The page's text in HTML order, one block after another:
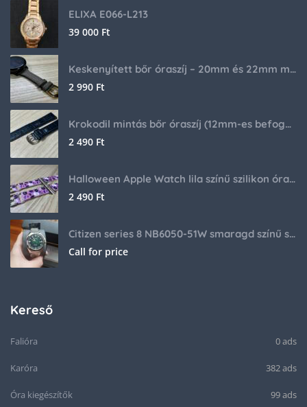
ELIXA E066-L213
39 000 Ft
Keskenyített bőr óraszíj – 20mm és 22mm méretben
2 990 Ft
Krokodil mintás bőr óraszíj (12mm-es befogóval rendelkező órához)
2 490 Ft
Halloween Apple Watch lila színű szilikon óraszíj
2 490 Ft
Citizen series 8 NB6050-51W smaragd színű számlappal
Call for price
Kereső
Falióra 0 ads
Karóra 382 ads
Óra kiegészítők 99 ads